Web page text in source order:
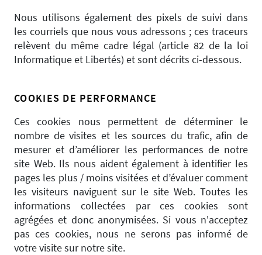
Nous utilisons également des pixels de suivi dans
les courriels que nous vous adressons ; ces traceurs
relèvent du même cadre légal (article 82 de la loi
Informatique et Libertés) et sont décrits ci-dessous.
COOKIES DE PERFORMANCE
Ces cookies nous permettent de déterminer le
nombre de visites et les sources du trafic, afin de
mesurer et d’améliorer les performances de notre
site Web. Ils nous aident également à identifier les
pages les plus / moins visitées et d’évaluer comment
les visiteurs naviguent sur le site Web. Toutes les
informations collectées par ces cookies sont
agrégées et donc anonymisées. Si vous n'acceptez
pas ces cookies, nous ne serons pas informé de
votre visite sur notre site.